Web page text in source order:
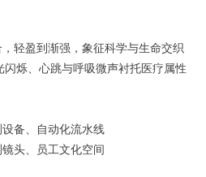
轻盈到渐强，象征科学与生命交织
烁、心跳与呼吸微声衬托医疗属性
备、自动化流水线
头、员工文化空间